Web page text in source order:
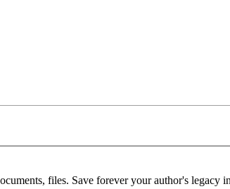
files. Save forever your author's legacy